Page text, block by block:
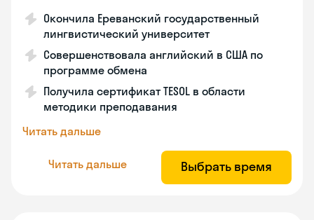
Окончила Ереванский государственный
лингвистический университет
Совершенствовала английский в США по
программе обмена
Получила сертификат TESOL в области
методики преподавания
Читать дальше
Читать дальше Выбрать время